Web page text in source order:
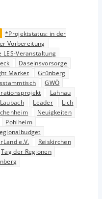
*Projektstatus: in der
Vorbereitung
LES-Veranstaltung
Daseinsvorsorge
Market
Grünberg
GWÖ
Lahnau
Laubach Leader
Lich
Neuigkeiten
Pohlheim
e.V.
Reiskirchen
Tag der Regionen